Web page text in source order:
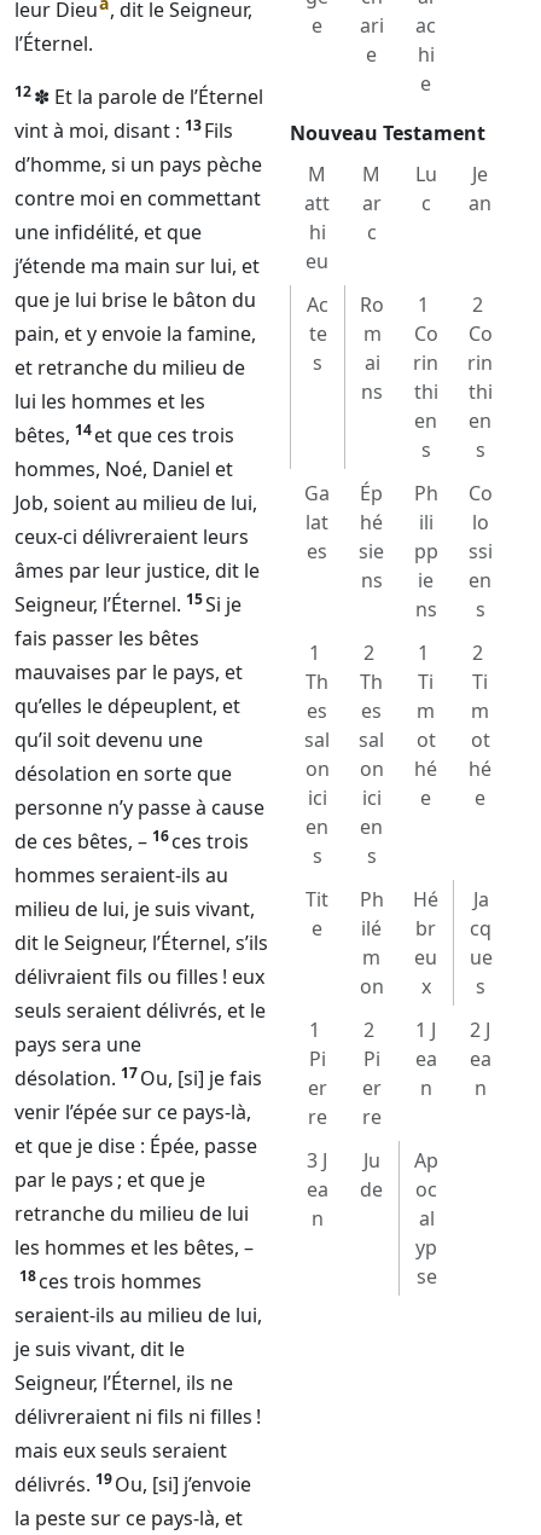
leur Dieu , dit leSeigneur,
l’Éternel.
12✽ Et la parole de l’Éternel
vint à moi, disant : 13Fils
d’homme, si un pays pèche
contre moi en commettant
une infidélité, et que
j’étende ma main sur lui, et
que je lui brise le bâton du
pain, et y envoie la famine,
et retranche du milieu de
lui les hommes et les
bêtes, 14et que ces trois
hommes, Noé, Daniel et
Job, soient au milieu de lui,
ceux-ci délivreraient leurs
âmes par leur justice, dit le
Seigneur, l’Éternel. 15Si je
fais passer les bêtes
mauvaises par le pays, et
qu’elles le dépeuplent, et
qu’il soit devenu une
désolation en sorte que
personne n’y passe à cause
de ces bêtes, – 16ces trois
hommes seraient-ils au
milieu de lui, je suis vivant,
dit leSeigneur, l’Éternel, s’ils
délivraient fils ou filles ! eux
seuls seraient délivrés, et le
pays sera une
désolation. 17Ou, [si] je fais
venir l’épée sur ce pays-là,
et que je dise : Épée, passe
par le pays ; et que je
retranche du milieu de lui
les hommes et les bêtes, –
18ces trois hommes
seraient-ils au milieu de lui,
je suis vivant, dit le
Seigneur, l’Éternel, ils ne
délivreraient ni fils ni filles !
mais eux seuls seraient
délivrés. 19Ou, [si] j’envoie
la peste sur ce pays-là, et
e
ari
e
ac
hi
e
Nouveau Testament
M
att
hi
eu
M
ar
c
Lu
c
Je
an
Ac
te
s
Ro
m
ai
ns
1
Co
rin
thi
en
s
2
Co
rin
thi
en
s
Ga
lat
es
Ép
hé
sie
ns
Ph
ili
pp
ie
ns
Co
lo
ssi
en
s
1
Th
es
sal
on
ici
en
s
2
Th
es
sal
on
ici
en
s
1
Ti
m
ot
hé
e
2
Ti
m
ot
hé
e
Tit
e
Ph
ilé
m
on
Hé
br
eu
x
Ja
cq
ue
s
1
Pi
er
re
2
Pi
er
re
1 J
ea
n
2 J
ea
n
3 J
ea
n
Ju
de
Ap
oc
al
yp
se